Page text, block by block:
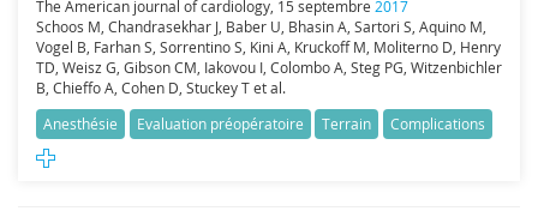
The American journal of cardiology, 15 septembre 2017
Schoos M, Chandrasekhar J, Baber U, Bhasin A, Sartori S, Aquino M,
Vogel B, Farhan S, Sorrentino S, Kini A, Kruckoff M, Moliterno D, Henry
TD, Weisz G, Gibson CM, Iakovou I, Colombo A, Steg PG, Witzenbichler
B, Chieffo A, Cohen D, Stuckey T et al.
Anesthésie
Evaluation préopératoire Terrain Complications